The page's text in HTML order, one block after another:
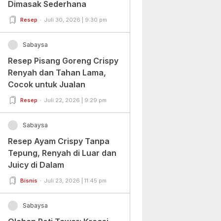
Dimasak Sederhana
Resep Juli 30, 2026 | 9:30 pm
Sabaysa
Resep Pisang Goreng Crispy
Renyah dan Tahan Lama,
Cocok untuk Jualan
Resep Juli 22, 2026 | 9:29 pm
Sabaysa
Resep Ayam Crispy Tanpa
Tepung, Renyah di Luar dan
Juicy di Dalam
Bisnis Juli 23, 2026 | 11:45 pm
Sabaysa